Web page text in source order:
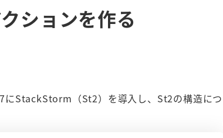
ションを作る
StackStorm（St2）を導入し、St2の構造につ